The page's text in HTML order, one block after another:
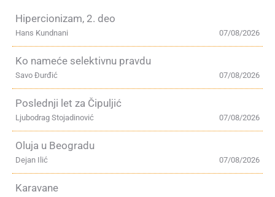
Hipercionizam, 2. deo
07/08/2026
Hans Kundnani
Ko nameće selektivnu pravdu
07/08/2026
Savo Đurđić
Poslednji let za Čipuljić
07/08/2026
Ljubodrag Stojadinović
Oluja u Beogradu
07/08/2026
Dejan Ilić
Karavane